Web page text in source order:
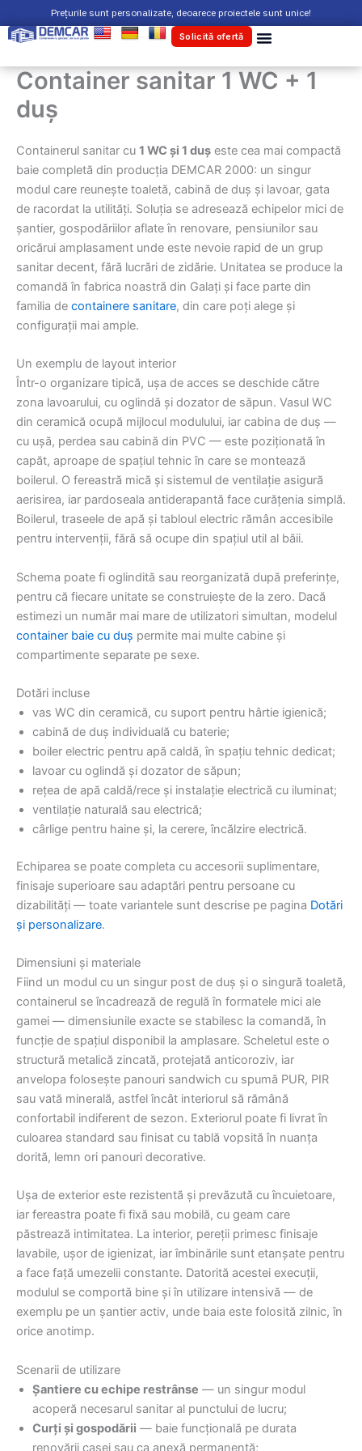
Prețurile sunt personalizate, deoarece proiectele sunt unice!
to
content
Solicită ofertă
Container sanitar 1 WC + 1
duș
Containerul sanitar cu 1 WC și 1 duș este cea mai compactă
baie completă din producția DEMCAR 2000: un singur
modul care reunește toaletă, cabină de duș și lavoar, gata
de racordat la utilități. Soluția se adresează echipelor mici de
șantier, gospodăriilor aflate în renovare, pensiunilor sau
oricărui amplasament unde este nevoie rapid de un grup
sanitar decent, fără lucrări de zidărie. Unitatea se produce la
comandă în fabrica noastră din Galați și face parte din
familia de containere sanitare, din care poți alege și
configurații mai ample.
Un exemplu de layout interior
Într-o organizare tipică, ușa de acces se deschide către
zona lavoarului, cu oglindă și dozator de săpun. Vasul WC
din ceramică ocupă mijlocul modulului, iar cabina de duș —
cu ușă, perdea sau cabină din PVC — este poziționată în
capăt, aproape de spațiul tehnic în care se montează
boilerul. O fereastră mică și sistemul de ventilație asigură
aerisirea, iar pardoseala antiderapantă face curățenia simplă.
Boilerul, traseele de apă și tabloul electric rămân accesibile
pentru intervenții, fără să ocupe din spațiul util al băii.
Schema poate fi oglindită sau reorganizată după preferințe,
pentru că fiecare unitate se construiește de la zero. Dacă
estimezi un număr mai mare de utilizatori simultan, modelul
container baie cu duș permite mai multe cabine și
compartimente separate pe sexe.
Dotări incluse
vas WC din ceramică, cu suport pentru hârtie igienică;
cabină de duș individuală cu baterie;
boiler electric pentru apă caldă, în spațiu tehnic dedicat;
lavoar cu oglindă și dozator de săpun;
rețea de apă caldă/rece și instalație electrică cu iluminat;
ventilație naturală sau electrică;
cârlige pentru haine și, la cerere, încălzire electrică.
Echiparea se poate completa cu accesorii suplimentare,
finisaje superioare sau adaptări pentru persoane cu
dizabilități — toate variantele sunt descrise pe pagina Dotări
și personalizare.
Dimensiuni și materiale
Fiind un modul cu un singur post de duș și o singură toaletă,
containerul se încadrează de regulă în formatele mici ale
gamei — dimensiunile exacte se stabilesc la comandă, în
funcție de spațiul disponibil la amplasare. Scheletul este o
structură metalică zincată, protejată anticoroziv, iar
anvelopa folosește panouri sandwich cu spumă PUR, PIR
sau vată minerală, astfel încât interiorul să rămână
confortabil indiferent de sezon. Exteriorul poate fi livrat în
culoarea standard sau finisat cu tablă vopsită în nuanța
dorită, lemn ori panouri decorative.
Ușa de exterior este rezistentă și prevăzută cu încuietoare,
iar fereastra poate fi fixă sau mobilă, cu geam care
păstrează intimitatea. La interior, pereții primesc finisaje
lavabile, ușor de igienizat, iar îmbinările sunt etanșate pentru
a face față umezelii constante. Datorită acestei execuții,
modulul se comportă bine și în utilizare intensivă — de
exemplu pe un șantier activ, unde baia este folosită zilnic, în
orice anotimp.
Scenarii de utilizare
Șantiere cu echipe restrânse — un singur modul
acoperă necesarul sanitar al punctului de lucru;
Curți și gospodării — baie funcțională pe durata
renovării casei sau ca anexă permanentă;